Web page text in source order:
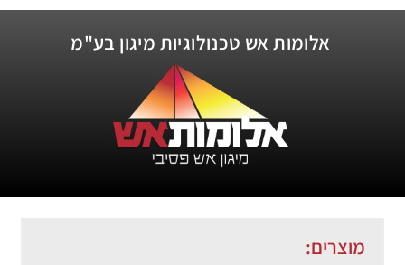
אלומות אש טכנולוגיות מיגון בע"מ
מוצרים: